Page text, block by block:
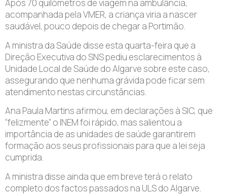
Após 70 quilómetros de viagem na ambulância,
acompanhada pela VMER, a criança viria a nascer
saudável, pouco depois de chegar a Portimão.
A ministra da Saúde disse esta quarta-feira que a
Direção Executiva do SNS pediu esclarecimentos à
Unidade Local de Saúde do Algarve sobre este caso,
assegurando que nenhuma grávida pode ficar sem
atendimento nestas circunstâncias.
Ana Paula Martins afirmou, em declarações à SIC, que
“felizmente” o INEM foi rápido, mas salientou a
importância de as unidades de saúde garantirem
formação aos seus profissionais para que a lei seja
cumprida.
A ministra disse ainda que em breve terá o relato
completo dos factos passados na ULS do Algarve.